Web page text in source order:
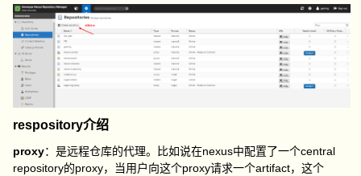
respository介绍
proxy：是远程仓库的代理。比如说在nexus中配置了一个central
repository的proxy，当用户向这个proxy请求一个artifact，这个